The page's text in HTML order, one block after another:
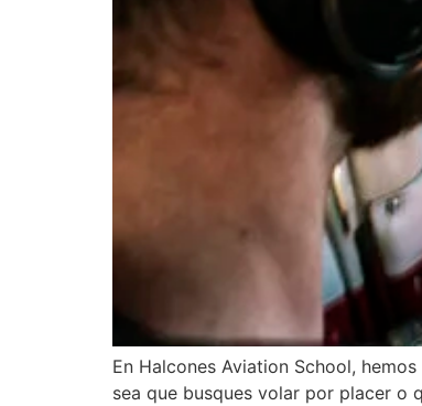
En Halcones Aviation School,
sea que busques volar por placer o